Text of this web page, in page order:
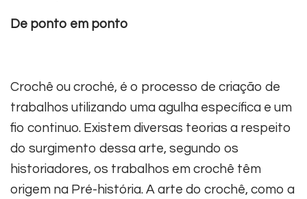
De ponto em ponto
Crochê ou croché, é o processo de criação de
trabalhos utilizando uma agulha específica e um
fio continuo. Existem diversas teorias a respeito
do surgimento dessa arte, segundo os
historiadores, os trabalhos em crochê têm
origem na Pré-história. A arte do crochê, como a